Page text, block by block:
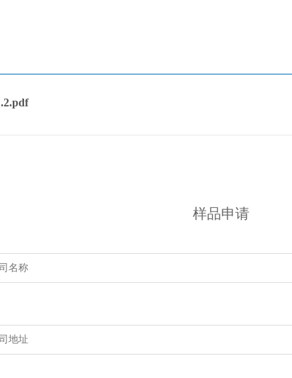
样品申请